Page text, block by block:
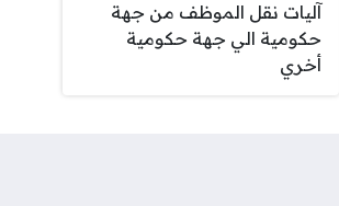
آليات نقل الموظف من جهة
حكومية الي جهة حكومية
أخري